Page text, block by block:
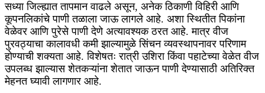
सध्या जिल्ह्यात तापमान वाढले असून, अनेक ठिकाणी विहिरी आणि
कूपनलिकांचे पाणी तळाला जाऊ लागले आहे. अशा स्थितीत पिकांना
वेळेवर आणि पुरेसे पाणी देणे अत्यावश्यक ठरत आहे. मात्र वीज
पुरवठ्याचा कालावधी कमी झाल्यामुळे सिंचन व्यवस्थापनावर परिणाम
होण्याची शक्यता आहे. विशेषतः रात्री उशिरा किंवा पहाटेच्या वेळेत वीज
उपलब्ध झाल्यास शेतकऱ्यांना शेतात जाऊन पाणी देण्यासाठी अतिरिक्त
मेहनत घ्यावी लागणार आहे.